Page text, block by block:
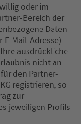
oder im
Bereich der
Daten
E-Mail-Adresse)
ausdrückliche
nicht an
den Partner-
registrieren, so
zur
jeweiligen Profils